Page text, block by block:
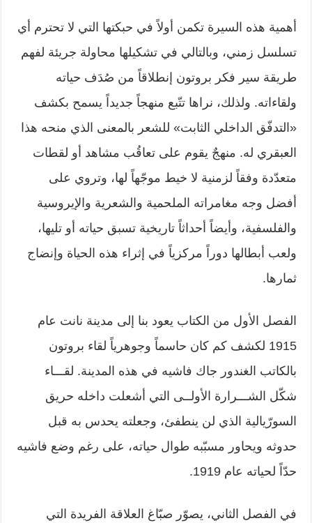
أهمية هذه السيرة تكمن أولاً في حبكتها التي لا تحترم أي
تسلسل زمني، وبالتالي في تشكيلها محاولة جريئة لفهم
طريقة سير فكر بروتون إنطلاقاً من صُدَف حياته
ولقاءاته. ولذلك، نراها تتّبع منهجاً جديداً يسمح بكشف
«التدفّق الداخلي الثابت» للشعر بالمعنى الذي منحه هذا
العبقري له. منهجٌ يقوم على تعاقُب مشاهد أو لقطات
متعدّدة وفقاً لزمنية لا خيط موجّهاً لها، وتروي على
أفضل وجه مغامراته الملحمية والشعرية والإيروسية
والفلسفية، وأيضاً أحداثاً تاريخية تسبق حياته أو تليها،
ولعب أبطالها دوراً مركزياً في إثراء هذه الحياة وإنضاج
ثمارها.
الفصل الأول من الكتاب يعود بنا إلى مدينة نانت عام
1915 لكشف كم كان حاسماً وجوهرياً لقاء بروتون
بالكاتب الغندور جاك فاشيه في هذه المدينة. لقـــاء
شكّل الشـــرارة الأولــى التي أشعلت داخله حريق
السورّيالية الذي لن ينطفئ، وجعلته يحدس به قبل
حدوثه ويحاور مسبّبه طوال حياته، على رغم وضع فاشيه
حدّاً لحياته عام 1919.
في الفصل الثاني، يصوّر صبّاغ العلاقة الفريدة التي